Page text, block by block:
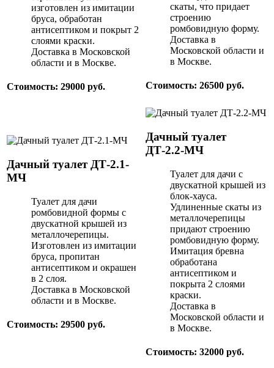
изготовлен из имитации
бруса, обработан
антисептиком и покрыт 2
слоями краски.
Доставка в Московской
области и в Москве.
Стоимость: 29000 руб.
скаты, что придает
строению
ромбовидную форму.
Доставка в
Московской области и
в Москве.
Стоимость: 26500 руб.
Дачный туалет ДТ-2.1-
МЧ
Туалет для дачи
ромбовидной формы с
двускатной крышей из
металлочерепицы.
Изготовлен из имитации
бруса, пропитан
антисептиком и окрашен
в 2 слоя.
Доставка в Московской
области и в Москве.
Стоимость: 29500 руб.
Дачный туалет
ДТ-2.2-МЧ
Туалет для дачи с
двускатной крышей из
блок-хауса.
Удлиненные скаты из
металлочерепицы
придают строению
ромбовидную форму.
Имитация бревна
обработана
антисептиком и
покрыта 2 слоями
краски.
Доставка в
Московской области и
в Москве.
Стоимость: 32000 руб.